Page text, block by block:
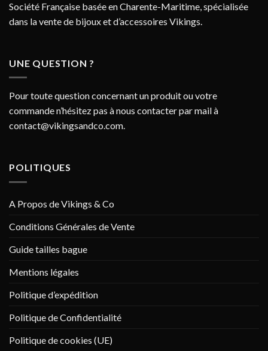
Société Française basée en Charente-Maritime, spécialisée
dans la vente de bijoux et d’accessoires Vikings.
UNE QUESTION ?
Pour toute question concernant un produit ou votre
commande n’hésitez pas à nous contacter par mail à
contact@vikingsandco.com.
POLITIQUES
A Propos de Vikings & Co
Conditions Générales de Vente
Guide tailles bague
Mentions légales
Politique d’expédition
Politique de Confidentialité
Politique de cookies (UE)